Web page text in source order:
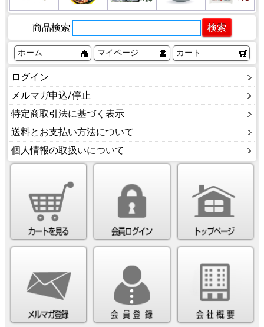
商品検索
ホーム マイページ カート
ログイン
メルマガ申込/停止
特定商取引法に基づく表示
送料とお支払い方法について
個人情報の取扱いについて